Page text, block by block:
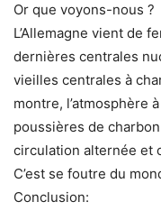
Or que voyons-nous ?
L’Allemagne vient de
dernières centrales
vieilles centrales à
montre, l’atmosphère
poussières de
circulation alternée et
C’est se foutre du
Conclusion: